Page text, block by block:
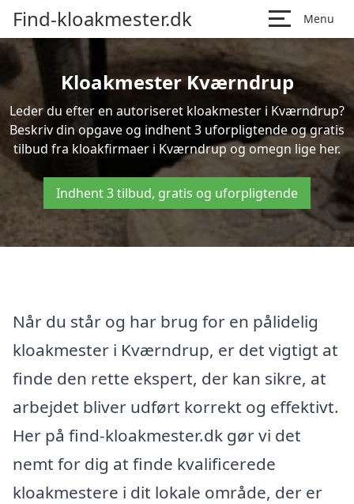
Find-kloakmester.dk Menu
Kloakmester Kværndrup
Leder du efter en autoriseret kloakmester i Kværndrup?
Beskriv din opgave og indhent 3 uforpligtende og gratis
tilbud fra kloakfirmaer i Kværndrup og omegn lige her.
Indhent 3 tilbud, gratis og uforpligtende
Når du står og har brug for en pålidelig
kloakmester i Kværndrup, er det vigtigt at
finde den rette ekspert, der kan sikre, at
arbejdet bliver udført korrekt og effektivt.
Her på find-kloakmester.dk gør vi det
nemt for dig at finde kvalificerede
kloakmestere i dit lokale område, der er